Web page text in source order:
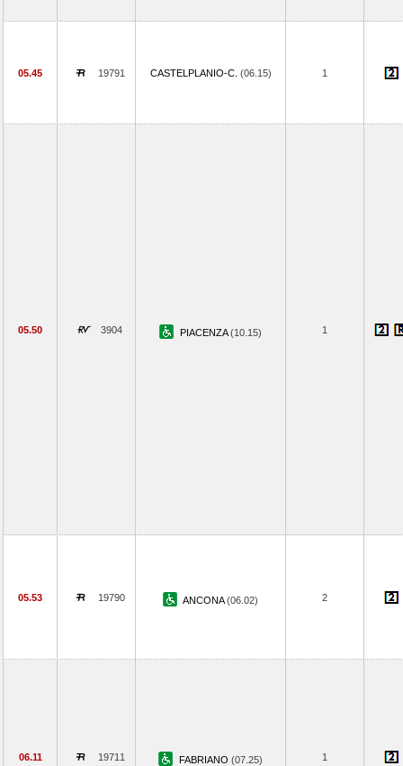
05.45 19791 CASTELPLANIO-C. (06.15) 1
05.50 3904 PIACENZA(10.15) 1
05.53 19790 ANCONA(06.02) 2
06.11 19711 FABRIANO (07.25) 1